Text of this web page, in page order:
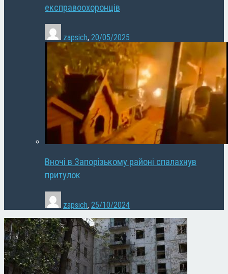
експравоохоронців
zapsich, 20/05/2025
Вночі в Запорізькому районі спалахнув
притулок
zapsich, 25/10/2024